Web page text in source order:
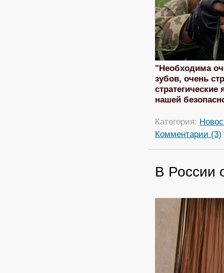
"Необходима
зубов, очень
нашей
Категория:
Комментарии (3)
В России